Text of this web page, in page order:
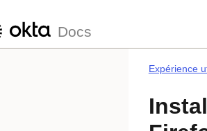
Docs
Expérience